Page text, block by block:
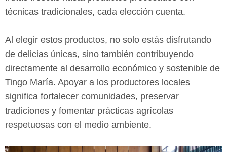
técnicas tradicionales, cada elección cuenta.
Al elegir estos productos, no solo estás disfrutando
de delicias únicas, sino también contribuyendo
directamente al desarrollo económico y sostenible de
Tingo María. Apoyar a los productores locales
significa fortalecer comunidades, preservar
tradiciones y fomentar prácticas agrícolas
respetuosas con el medio ambiente.